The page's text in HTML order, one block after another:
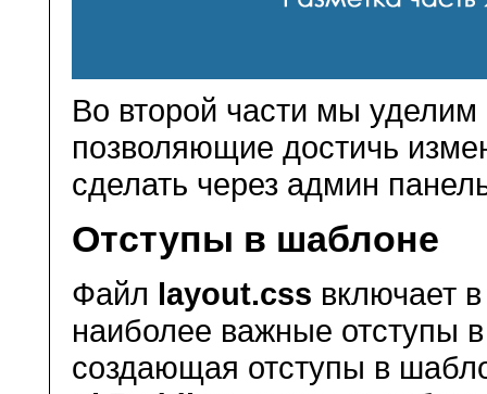
Во второй части мы
позволяющие достичь
сделать через админ
Отступы в шаблоне
Файл layout.сss включает
наиболее важные
создающая отступы в